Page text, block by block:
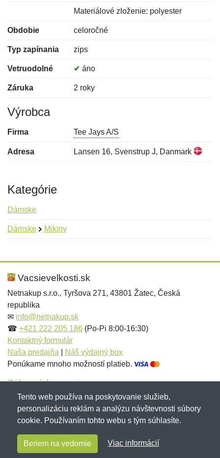
Materiálové zloženie: polyester
Obdobie celoročné
Typ zapínania zips
Vetruodolné ✔ áno
Záruka 2 roky
Výrobca
Firma Tee Jays A/S
Adresa Lansen 16, Svenstrup J, Danmark
Kategórie
Dámske
Dámske Mikiny
Hodnotenie:
Meno:*
E-mail:
Správa*
Meno:
E-mail:*
Správa*
Vacsievelkosti.sk
Netnakup s.r.o., Tyršova 271, 43801 Žatec, Česká
republika
✉ info@netnakup.sk
☎ +421 222 205 186 (Po-Pi 8:00-16:30)
Kontaktný formulár
Naša predajňa
Náš výdajný box
Ponúkame mnoho možností platieb.
Zákaznícky servis
Novinky emailom
Copyright © 2007-2026 (19 rokov s vami)Netnakup.sk
NetIQ. Všetky práva vyhradené.
Tento web používa na poskytovanie služieb,
personalizáciu reklám a analýzu návštevnosti súbory
cookie. Používaním tohto webu s tým súhlasíte.
Beriem na vedomie Viac informácií